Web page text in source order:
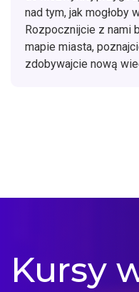
nad tym, jak mogłoby
Jeśli tak, to świetnie
Waszej pomocy!
Rozpocznijcie z nami
mapie miasta,
zdobywajcie nową
Kursy